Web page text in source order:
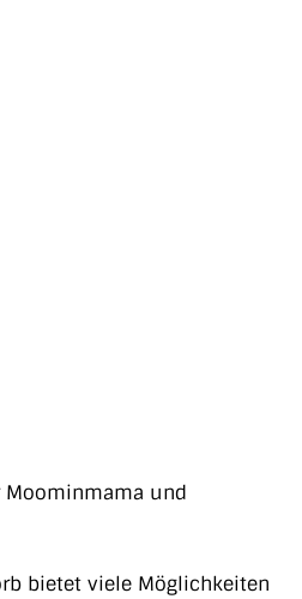
Moominmama und
bietet viele Möglichkeiten